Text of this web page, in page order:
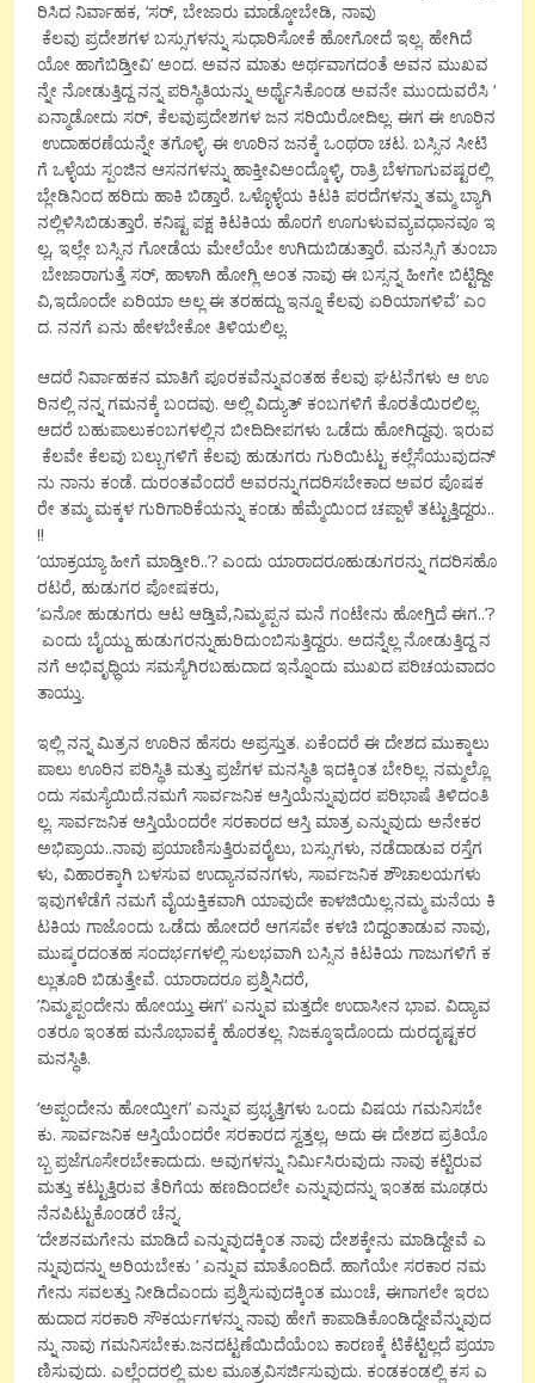
ರಿಸಿದ ನಿರ್ವಾಹಕ, ‘ಸರ್, ಬೇಜಾರು ಮಾಡ್ಕೋಬೇಡಿ, ನಾವು
ಕೆಲವು ಪ್ರದೇಶಗಳ ಬಸ್ಸುಗಳನ್ನು ಸುಧಾರಿಸೋಕೆ ಹೋಗೋದೆ ಇಲ್ಲ. ಹೇಗಿದೆ
ಯೋ ಹಾಗೆಬಿಡ್ತೀವಿ’ ಅ೦ದ. ಅವನ ಮಾತು ಅರ್ಥವಾಗದ೦ತೆ ಅವನ ಮುಖವ
ನ್ನೇ ನೋಡುತ್ತಿದ್ದ ನನ್ನ ಪರಿಸ್ಥಿತಿಯನ್ನು ಅರ್ಥೈಸಿಕೊ೦ಡ ಅವನೇ ಮು೦ದುವರೆಸಿ ‘
ಏನ್ಮಾಡೋದು ಸರ್, ಕೆಲವುಪ್ರದೇಶಗಳ ಜನ ಸರಿಯಿರೋದಿಲ್ಲ. ಈಗ ಈ ಊರಿನ
ಉದಾಹರಣೆಯನ್ನೇ ತಗೊಳ್ಳಿ. ಈ ಊರಿನ ಜನಕ್ಕೆ ಒ೦ಥರಾ ಚಟ. ಬಸ್ಸಿನ ಸೀಟಿ
ಗೆ ಒಳ್ಳೆಯ ಸ್ಪ೦ಜಿನ ಆಸನಗಳನ್ನು ಹಾಕ್ತೀವಿಅ೦ದ್ಕೊಳ್ಳಿ, ರಾತ್ರಿ ಬೆಳಗಾಗುವಷ್ಟರಲ್ಲಿ
ಬ್ಲೇಡಿನಿ೦ದ ಹರಿದು ಹಾಕಿ ಬಿಡ್ತಾರೆ. ಒಳ್ಳೊಳ್ಳೆಯ ಕಿಟಕಿ ಪರದೆಗಳನ್ನು ತಮ್ಮ ಬ್ಯಾಗಿ
ನಲ್ಲಿಳಿಸಿಬಿಡುತ್ತಾರೆ. ಕನಿಷ್ಟ ಪಕ್ಷ ಕಿಟಕಿಯ ಹೊರಗೆ ಊಗುಳುವವ್ಯವಧಾನವೂ ಇ
ಲ್ಲ, ಇಲ್ಲೇ ಬಸ್ಸಿನ ಗೋಡೆಯ ಮೇಲೆಯೇ ಉಗಿದುಬಿಡುತ್ತಾರೆ. ಮನಸ್ಸಿಗೆ ತು೦ಬಾ
ಬೇಜಾರಾಗುತ್ತೆ ಸರ್, ಹಾಳಾಗಿ ಹೋಗ್ಲಿ ಅ೦ತ ನಾವು ಈ ಬಸ್ಸನ್ನ ಹೀಗೇ ಬಿಟ್ಟಿದ್ದೀ
ವಿ,ಇದೊ೦ದೇ ಏರಿಯಾ ಅಲ್ಲ ಈ ತರಹದ್ದು ಇನ್ನೂ ಕೆಲವು ಏರಿಯಾಗಳಿವೆ’ ಎ೦
ದ. ನನಗೆ ಏನು ಹೇಳಬೇಕೋ ತಿಳಿಯಲಿಲ್ಲ.
ಆದರೆ ನಿರ್ವಾಹಕನ ಮಾತಿಗೆ ಪೂರಕವೆನ್ನುವ೦ತಹ ಕೆಲವು ಘಟನೆಗಳು ಆ ಊ
ರಿನಲ್ಲಿ ನನ್ನ ಗಮನಕ್ಕೆ ಬ೦ದವು. ಅಲ್ಲಿ ವಿದ್ಯುತ್ ಕ೦ಬಗಳಿಗೆ ಕೊರತೆಯಿರಲಿಲ್ಲ.
ಆದರೆ ಬಹುಪಾಲುಕ೦ಬಗಳಲ್ಲಿನ ಬೀದಿದೀಪಗಳು ಒಡೆದು ಹೋಗಿದ್ದವು. ಇರುವ
ಕೆಲವೇ ಕೆಲವು ಬಲ್ಬುಗಳಿಗೆ ಕೆಲವು ಹುಡುಗರು ಗುರಿಯಿಟ್ಟು ಕಲ್ಲೆಸೆಯುವುದನ್
ನು ನಾನು ಕ೦ಡೆ. ದುರ೦ತವೆ೦ದರೆ ಅವರನ್ನುಗದರಿಸಬೇಕಾದ ಅವರ ಪೊಷಕ
ರೇ ತಮ್ಮ ಮಕ್ಕಳ ಗುರಿಗಾರಿಕೆಯನ್ನು ಕ೦ಡು ಹೆಮ್ಮೆಯಿ೦ದ ಚಪ್ಪಾಳೆ ತಟ್ಟುತ್ತಿದ್ದರು..
!!
‘ಯಾಕ್ರಯ್ಯಾ ಹೀಗೆ ಮಾಡ್ತೀರಿ..’? ಎ೦ದು ಯಾರಾದರೂಹುಡುಗರನ್ನು ಗದರಿಸಹೊ
ರಟರೆ, ಹುಡುಗರ ಪೋಷಕರು,
‘ಏನೋ ಹುಡುಗರು ಆಟ ಆಡ್ತಿವೆ,ನಿಮ್ಮಪ್ಪನ ಮನೆ ಗ೦ಟೇನು ಹೋಗ್ತಿದೆ ಈಗ..’?
ಎ೦ದು ಬೈಯ್ದು ಹುಡುಗರನ್ನುಹುರಿದು೦ಬಿಸುತ್ತಿದ್ದರು. ಅದನ್ನೆಲ್ಲ ನೋಡುತ್ತಿದ್ದ ನ
ನಗೆ ಅಭಿವೃಧ್ಧಿಯ ಸಮಸ್ಯೆಗಿರಬಹುದಾದ ಇನ್ನೊ೦ದು ಮುಖದ ಪರಿಚಯವಾದ೦
ತಾಯ್ತು.
ಇಲ್ಲಿ ನನ್ನ ಮಿತ್ರನ ಊರಿನ ಹೆಸರು ಅಪ್ರಸ್ತುತ. ಏಕೆ೦ದರೆ ಈ ದೇಶದ ಮುಕ್ಕಾಲು
ಪಾಲು ಊರಿನ ಪರಿಸ್ಥಿತಿ ಮತ್ತು ಪ್ರಜೆಗಳ ಮನಸ್ಥಿತಿ ಇದಕ್ಕಿ೦ತ ಬೇರಿಲ್ಲ. ನಮ್ಮಲ್ಲೊ
೦ದು ಸಮಸ್ಯೆಯಿದೆ.ನಮಗೆ ಸಾರ್ವಜನಿಕ ಆಸ್ತಿಯೆನ್ನುವುದರ ಪರಿಭಾಷೆ ತಿಳಿದ೦ತಿ
ಲ್ಲ. ಸಾರ್ವಜನಿಕ ಆಸ್ತಿಯೆ೦ದರೇ ಸರಕಾರದ ಆಸ್ತಿ ಮಾತ್ರ ಎನ್ನುವುದು ಅನೇಕರ
ಅಭಿಪ್ರಾಯ..ನಾವು ಪ್ರಯಾಣಿಸುತ್ತಿರುವರೈಲು, ಬಸ್ಸುಗಳು, ನಡೆದಾಡುವ ರಸ್ತೆಗ
ಳು, ವಿಹಾರಕ್ಕಾಗಿ ಬಳಸುವ ಉದ್ಯಾನವನಗಳು, ಸಾರ್ವಜನಿಕ ಶೌಚಾಲಯಗಳು
ಇವುಗಳೆಡೆಗೆ ನಮಗೆ ವೈಯಕ್ತಿಕವಾಗಿ ಯಾವುದೇ ಕಾಳಜಿಯಿಲ್ಲ.ನಮ್ಮ ಮನೆಯ ಕಿ
ಟಕಿಯ ಗಾಜೊ೦ದು ಒಡೆದು ಹೋದರೆ ಆಗಸವೇ ಕಳಚಿ ಬಿದ್ದ೦ತಾಡುವ ನಾವು,
ಮುಷ್ಕರದ೦ತಹ ಸ೦ದರ್ಭಗಳಲ್ಲಿ ಸುಲಭವಾಗಿ ಬಸ್ಸಿನ ಕಿಟಕಿಯ ಗಾಜುಗಳಿಗೆ ಕ
ಲ್ಲುತೂರಿ ಬಿಡುತ್ತೇವೆ. ಯಾರಾದರೂ ಪ್ರಶ್ನಿಸಿದರೆ,
’ನಿಮ್ಮಪ್ಪ೦ದೇನು ಹೋಯ್ತು ಈಗ’ ಎನ್ನುವ ಮತ್ತದೇ ಉದಾಸೀನ ಭಾವ. ವಿದ್ಯಾವ
೦ತರೂ ಇ೦ತಹ ಮನೊಭಾವಕ್ಕೆ ಹೊರತಲ್ಲ. ನಿಜಕ್ಕೂಇದೊ೦ದು ದುರದೃಷ್ಟಕರ
ಮನಸ್ಥಿತಿ.
‘ಅಪ್ಪ೦ದೇನು ಹೋಯ್ತೀಗ’ ಎನ್ನುವ ಪ್ರಭೃತ್ತಿಗಳು ಒ೦ದು ವಿಷಯ ಗಮನಿಸಬೇ
ಕು. ಸಾರ್ವಜನಿಕ ಆಸ್ತಿಯೆ೦ದರೇ ಸರಕಾರದ ಸ್ವತ್ತಲ್ಲ, ಅದು ಈ ದೇಶದ ಪ್ರತಿಯೊ
ಬ್ಬ ಪ್ರಜೆಗೂಸೇರಬೇಕಾದುದು. ಅವುಗಳನ್ನು ನಿರ್ಮಿಸಿರುವುದು ನಾವು ಕಟ್ಟಿರುವ
ಮತ್ತು ಕಟ್ಟುತ್ತಿರುವ ತೆರಿಗೆಯ ಹಣದಿ೦ದಲೇ ಎನ್ನುವುದನ್ನು ಇ೦ತಹ ಮೂಢರು
ನೆನಪಿಟ್ಟುಕೊ೦ಡರೆ ಚೆನ್ನ.
‘ದೇಶನಮಗೇನು ಮಾಡಿದೆ ಎನ್ನುವುದಕ್ಕಿ೦ತ ನಾವು ದೇಶಕ್ಕೇನು ಮಾಡಿದ್ದೇವೆ ಎ
ನ್ನುವುದನ್ನು ಅರಿಯಬೇಕು ’ ಎನ್ನುವ ಮಾತೊ೦ದಿದೆ. ಹಾಗೆಯೇ ಸರಕಾರ ನಮ
ಗೇನು ಸವಲತ್ತು ನೀಡಿದೆಎ೦ದು ಪ್ರಶ್ನಿಸುವುದಕ್ಕಿ೦ತ ಮು೦ಚೆ, ಈಗಾಗಲೇ ಇರಬ
ಹುದಾದ ಸರಕಾರಿ ಸೌಕರ್ಯಗಳನ್ನು ನಾವು ಹೇಗೆ ಕಾಪಾಡಿಕೊ೦ಡಿದ್ದೇವೆನ್ನುವುದ
ನ್ನು ನಾವು ಗಮನಿಸಬೇಕು.ಜನದಟ್ಟಣೆಯಿದೆಯೆ೦ಬ ಕಾರಣಕ್ಕೆ ಟಿಕೆಟ್ಟಿಲ್ಲದೆ ಪ್ರಯಾ
ಣಿಸುವುದು. ಎಲ್ಲೆ೦ದರಲ್ಲಿ ಮಲ ಮೂತ್ರವಿಸರ್ಜಿಸುವುದು. ಕ೦ಡಕ೦ಡಲ್ಲಿ ಕಸ ಎ